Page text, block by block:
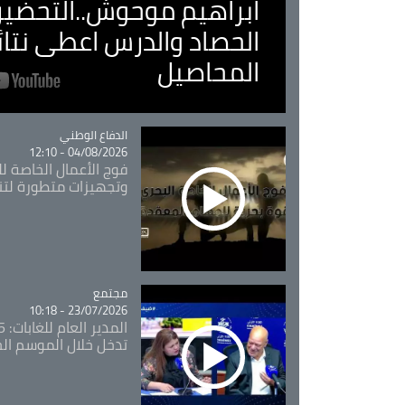
ابراهيم
الحصاد والدرس اعطى
المحاصيل
Catégorie
الدفاع الوطني
04/08/2026 - 12:10
فوج الأعمال الخاصة
وتجهيزات متطورة
Catégorie
مجتمع
23/07/2026 - 10:18
تدخل خلال الموسم